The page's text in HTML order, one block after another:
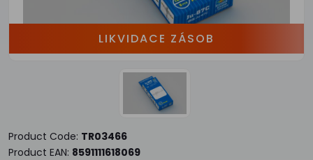
LIKVIDACE ZÁSOB
Product Code: TR03466
Product EAN: 8591111618069